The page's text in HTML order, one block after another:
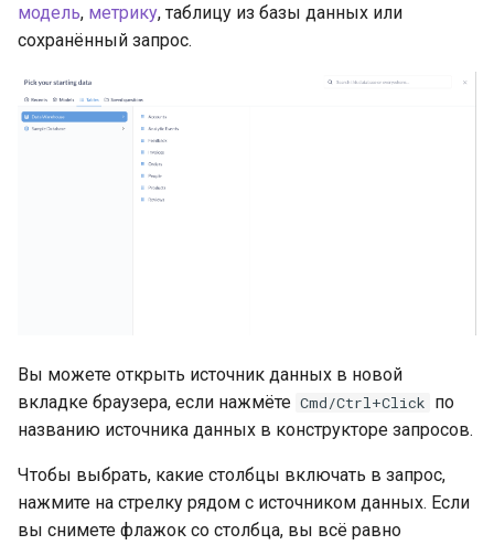
модель, метрику, таблицу из базы данных или
сохранённый запрос.
Вы можете открыть источник данных в новой
вкладке браузера, если нажмёте Cmd/Ctrl+Click по
названию источника данных в конструкторе запросов.
Чтобы выбрать, какие столбцы включать в запрос,
нажмите на стрелку рядом с источником данных. Если
вы снимете флажок со столбца, вы всё равно